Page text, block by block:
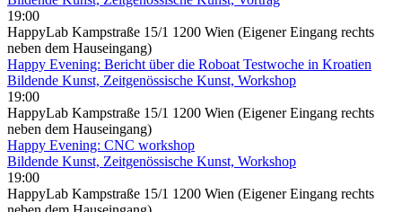
19:00
HappyLab Kampstraße 15/1 1200 Wien (Eigener Eingang rechts
neben dem Hauseingang)
Happy Evening: Bericht über die Roboat Testwoche in Kroatien
Bildende Kunst, Zeitgenössische Kunst, Workshop
19:00
HappyLab Kampstraße 15/1 1200 Wien (Eigener Eingang rechts
neben dem Hauseingang)
Happy Evening: CNC workshop
Bildende Kunst, Zeitgenössische Kunst, Workshop
19:00
HappyLab Kampstraße 15/1 1200 Wien (Eigener Eingang rechts